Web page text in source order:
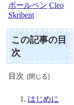
ボールペン Cleo
Skribent
この記事の目
次
目次
はじめに